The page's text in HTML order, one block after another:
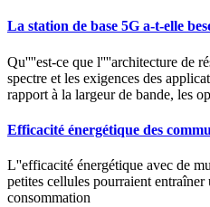
La station de base 5G a-t-elle
Qu''''est-ce que l''''architecture de
spectre et les exigences des
rapport à la largeur de bande, les
Efficacité énergétique des
L''efficacité énergétique avec de
petites cellules pourraient entraîner
consommation